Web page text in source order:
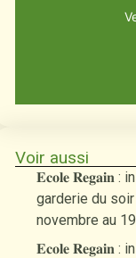
Voir aussi
𝐄𝐜𝐨𝐥𝐞 𝐑𝐞𝐠𝐚𝐢𝐧 :
garderie du
novembre au
𝐄𝐜𝐨𝐥𝐞 𝐑𝐞𝐠𝐚𝐢𝐧 :